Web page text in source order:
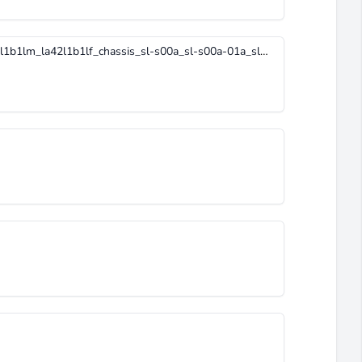
daewoo_la32l1b1lm_la37l1b1lm_la42l1b1lm_la42l1b1lf_chassis_sl-s00a_sl-s00a-01a_sl-s00a-10a.pdf